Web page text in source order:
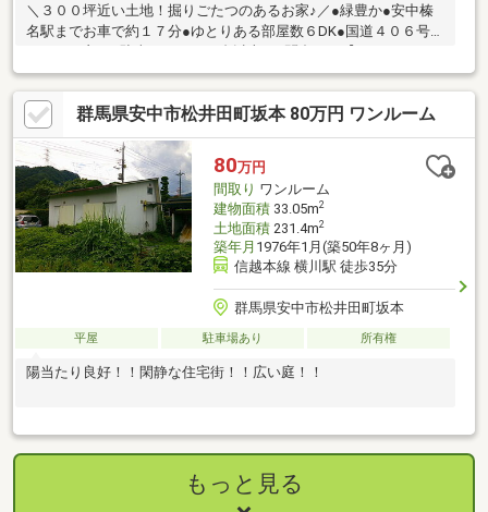
＼３００坪近い土地！掘りごたつのあるお家♪／●緑豊か●安中榛
名駅までお車で約１７分●ゆとりある部屋数６DK●国道４０６号線
００-３８３】へ♪
群馬県安中市松井田町坂本 80万円 ワンルーム
80万円
間取り ワンルーム
建物面積33.05m2
土地面積231.4m2
築年月 1976年1月(築50年8ヶ月)
信越本線 横川駅 徒歩35分
群馬県安中市松井田町坂本
平屋 駐車場あり 所有権
陽当たり良好！！閑静な住宅街！！広い庭！！
もっと見る